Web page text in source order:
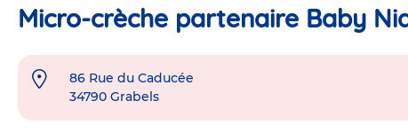
Micro-crèche partenaire Baby
Adresse
86 Rue du Caducée
34790 Grabels